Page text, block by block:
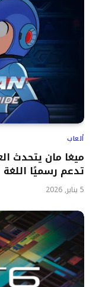
ألعاب
ميغا مان يتحدث
تدعم رسميًا اللغة
5 يناير, 2026